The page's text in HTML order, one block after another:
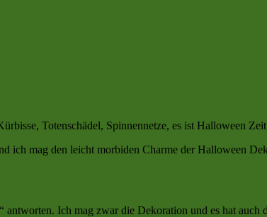
Totenschädel, Spinnennetze, es ist Halloween
ich mag den leicht morbiden Charme der Halloween
Ich mag zwar die Dekoration und es hat